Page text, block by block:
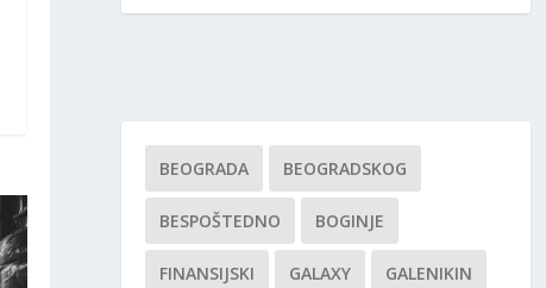
BEOGRADA BEOGRADSKOG
BESPOŠTEDNO BOGINJE
FINANSIJSKI GALAXY GALENIKIN